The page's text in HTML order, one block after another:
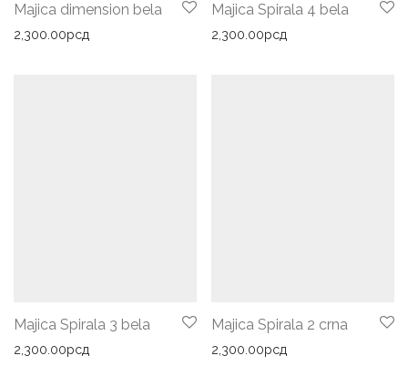
Majica dimension bela
2,300.00рсд
Majica Spirala 4 bela
2,300.00рсд
Majica Spirala 3 bela
2,300.00рсд
Majica Spirala 2 crna
2,300.00рсд